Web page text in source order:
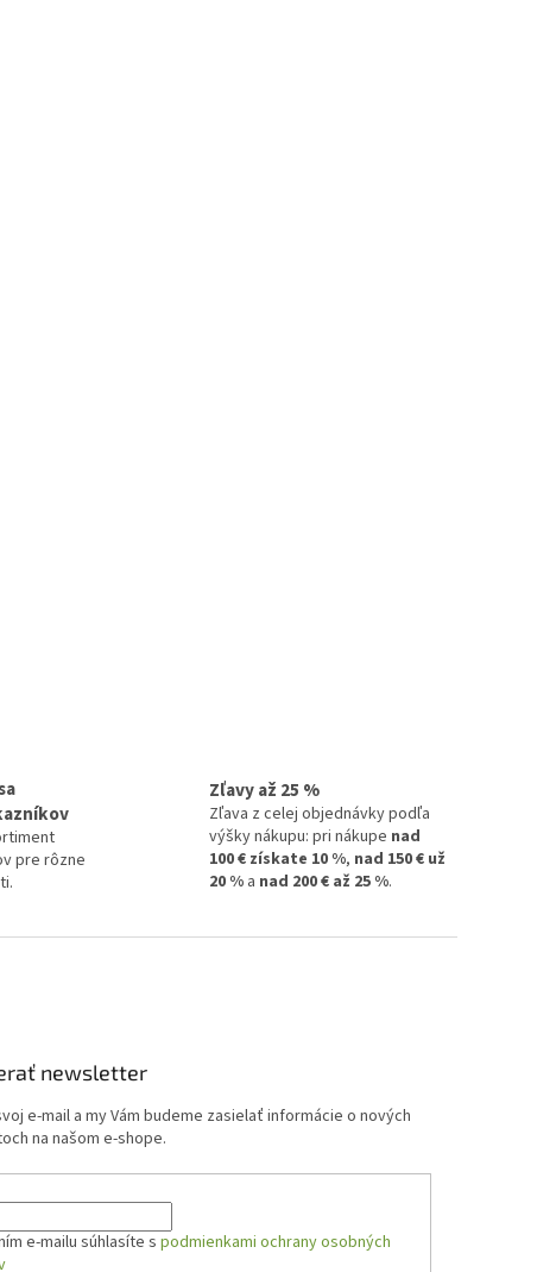
pre rôzne
Zľavy až 25 %
Zľava z celej objednávky podľa
výšky nákupu: pri nákupe nad
100 € získate 10 %, nad 150 € už
20 %a nad 200 € až 25 %.
newsletter
e-mail a my Vám budeme zasielať informácie o nových
na našom e-shope.
e-mailu súhlasíte spodmienkami ochrany osobných